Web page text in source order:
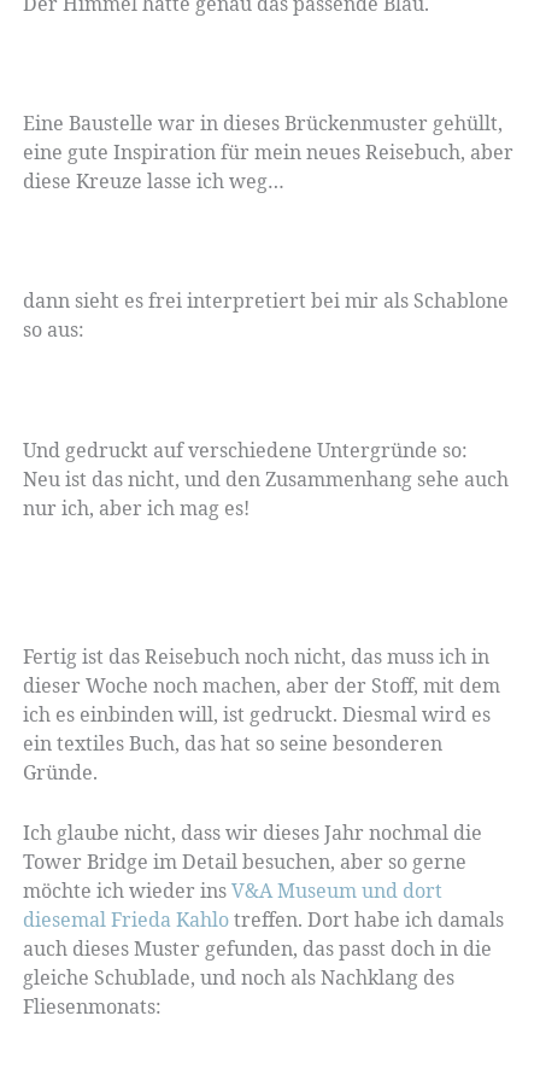
Eine Baustelle war in dieses Brückenmuster gehüllt,
eine gute Inspiration für mein neues Reisebuch, aber
diese Kreuze lasse ich weg…
dann sieht es frei interpretiert bei mir als Schablone
so aus:
Und gedruckt auf verschiedene Untergründe so:
Neu ist das nicht, und den Zusammenhang sehe auch
nur ich, aber ich mag es!
Fertig ist das Reisebuch noch nicht, das muss ich in
dieser Woche noch machen, aber der Stoff, mit dem
ich es einbinden will, ist gedruckt. Diesmal wird es
ein textiles Buch, das hat so seine besonderen
Gründe.
Ich glaube nicht, dass wir dieses Jahr nochmal die
Tower Bridge im Detail besuchen, aber so gerne
möchte ich wieder insV&A Museum und dort
diesemal Frieda Kahlotreffen. Dort habe ich damals
auch dieses Muster gefunden, das passt doch in die
gleiche Schublade, und noch als Nachklang des
Fliesenmonats: